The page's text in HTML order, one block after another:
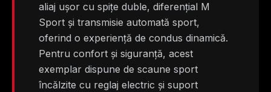
aliaj ușor cu spițe duble, diferențial M
Sport și transmisie automată sport,
oferind o experiență de condus dinamică.
Pentru confort și siguranță, acest
exemplar dispune de scaune sport
încălzite cu reglaj electric și suport